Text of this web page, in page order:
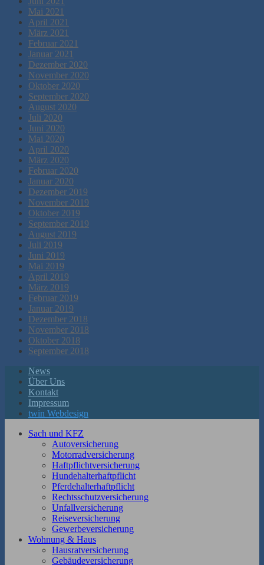
Mai 2021
April 2021
März 2021
Februar 2021
Januar 2021
Dezember 2020
November 2020
Oktober 2020
September 2020
August 2020
Juli 2020
Juni 2020
Mai 2020
April 2020
März 2020
Februar 2020
Januar 2020
Dezember 2019
November 2019
Oktober 2019
September 2019
August 2019
Juli 2019
Juni 2019
Mai 2019
April 2019
März 2019
Februar 2019
Januar 2019
Dezember 2018
November 2018
Oktober 2018
September 2018
News
Über Uns
Kontakt
Impressum
twin Webdesign
Sach und KFZ
Autoversicherung
Motorradversicherung
Haftpflichtversicherung
Hundehalterhaftpflicht
Pferdehalterhaftpflicht
Rechtsschutzversicherung
Unfallversicherung
Reiseversicherung
Gewerbeversicherung
Wohnung & Haus
Hausratversicherung
Gebäudeversicherung